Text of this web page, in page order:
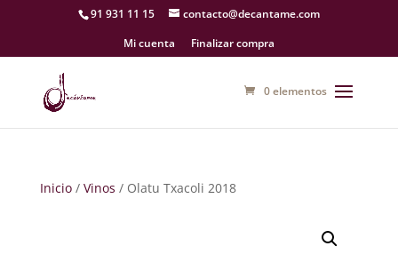
91 931 11 15
contacto@decantame.com
Mi cuenta
Finalizar compra
0 elementos
Inicio/ Vinos / Olatu Txacoli 2018